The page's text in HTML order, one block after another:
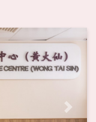
Next